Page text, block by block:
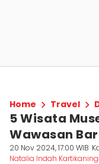
Home Travel
5 Wisata
Wawasan
20 Nov 2024, 17:00 WIB
Natalia Indah